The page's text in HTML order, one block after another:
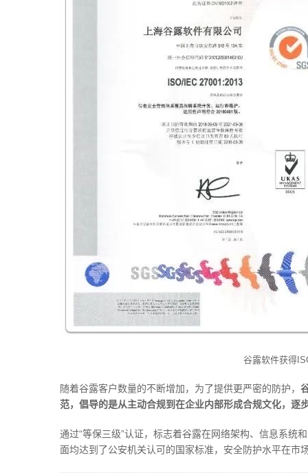
谷露软件获得
随着谷露客户数量的不断增加，为了提供更严密的防护，
范，倡导的是从主动合规到在企业内部形成合规文化，逐
通过“等保三级”认证，标志着谷露在网络架构、信息系统
面均达到了公安机关认可的国家标准，安全防护水平在市